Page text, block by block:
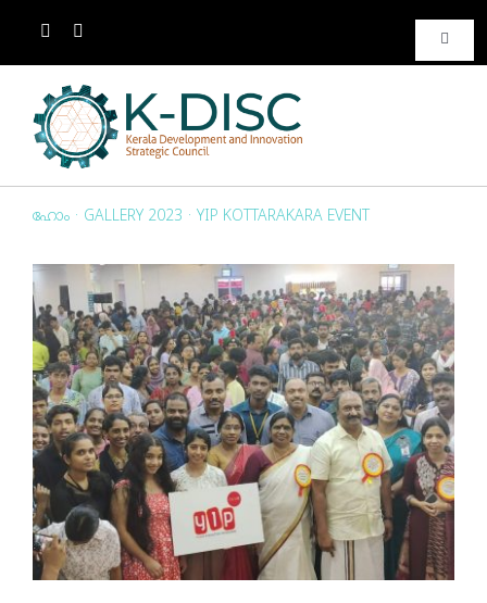
Toggle
ബന്ധപ്പെടുക
ബന്ധപ്പെടുക
മീഡിയ
പതിവു ചോദ്യങ്ങള്‍
Awards
Brochures
ഹോം · GALLERY 2023 · YIP KOTTARAKARA EVENT
View
Larger
Image